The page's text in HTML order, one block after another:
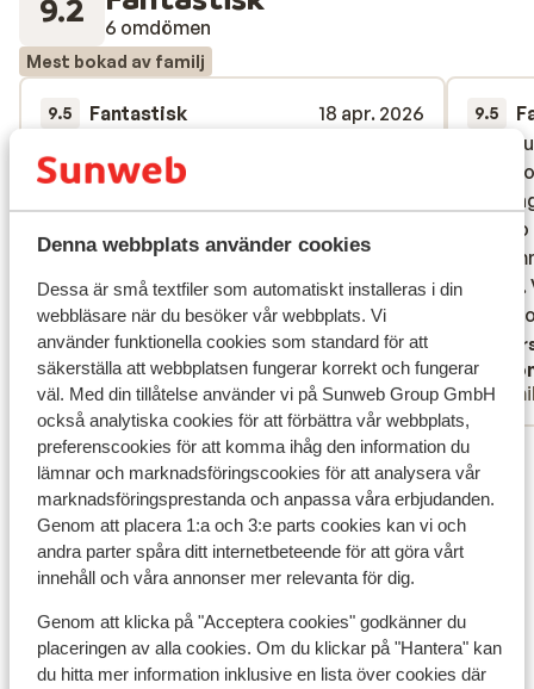
Denna webbplats använder cookies
Dessa är små textfiler som automatiskt installeras i din
webbläsare när du besöker vår webbplats. Vi
använder funktionella cookies som standard för att
säkerställa att webbplatsen fungerar korrekt och fungerar
väl. Med din tillåtelse använder vi på Sunweb Group GmbH
också analytiska cookies för att förbättra vår webbplats,
preferenscookies för att komma ihåg den information du
lämnar och marknadsföringscookies för att analysera vår
marknadsföringsprestanda och anpassa våra erbjudanden.
Genom att placera 1:a och 3:e parts cookies kan vi och
andra parter spåra ditt internetbeteende för att göra vårt
innehåll och våra annonser mer relevanta för dig.
Genom att klicka på "Acceptera cookies" godkänner du
placeringen av alla cookies. Om du klickar på "Hantera" kan
du hitta mer information inklusive en lista över cookies där
9.2 6 omdömen
Mest bokad av familj
9.5 Fantastisk
18 apr. 2026
résidence appart spacieux et cosy,
résidence appart spacieux et cosy,
Anonym
Familj
9.5
to
was
super
to
was
Visa alla 6 omdömen
Liftkort/Utrustning/Skidskola
Liftkort
Skidskola